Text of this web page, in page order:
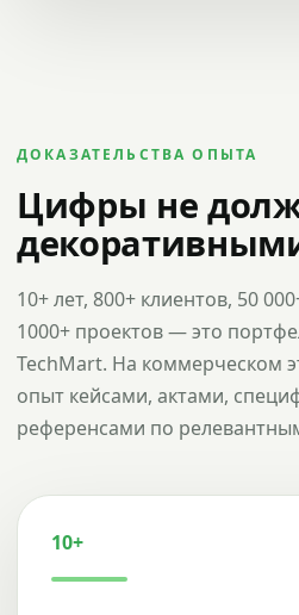
ДОКАЗАТЕЛЬСТВА ОПЫТА
Цифры не
10+ лет, 800+ клиентов, 50
1000+ проектов — это
TechMart. На коммерческом
опыт кейсами, актами,
референсами по
10+